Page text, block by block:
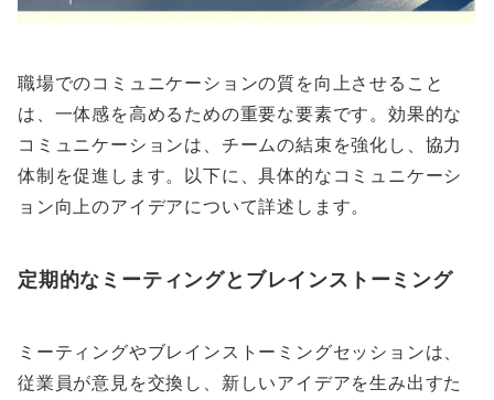
職場でのコミュニケーションの質を向上させること
は、一体感を高めるための重要な要素です。効果的な
コミュニケーションは、チームの結束を強化し、協力
体制を促進します。以下に、具体的なコミュニケーシ
ョン向上のアイデアについて詳述します。
定期的なミーティングとブレインストーミング
ミーティングやブレインストーミングセッションは、
従業員が意見を交換し、新しいアイデアを生み出すた